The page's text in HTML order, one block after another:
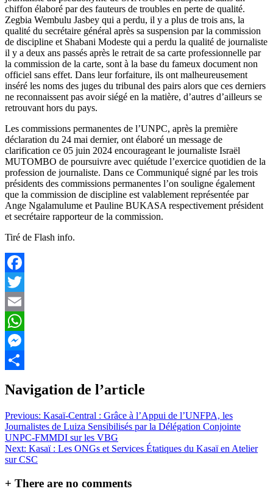
chiffon élaboré par des fauteurs de troubles en perte de qualité.
Zegbia Wembulu Jasbey qui a perdu, il y a plus de trois ans, la
qualité du secrétaire général après sa suspension par la commission
de discipline et Shabani Modeste qui a perdu la qualité de journaliste
il y a deux ans passés après le retrait de sa carte professionnelle par
la commission de la carte, sont à la base du fameux document non
officiel sans effet. Dans leur forfaiture, ils ont malheureusement
inséré les noms des juges du tribunal des pairs alors que ces derniers
ne reconnaissent pas avoir siégé en la matière, d’autres d’ailleurs se
retrouvant hors du pays.
Les commissions permanentes de l’UNPC, après la première
déclaration du 24 mai dernier, ont élaboré un message de
clarification ce 05 juin 2024 encourageant le journaliste Israël
MUTOMBO de poursuivre avec quiétude l’exercice quotidien de la
profession de journaliste. Dans ce Communiqué signé par les trois
présidents des commissions permanentes l’on souligne également
que la commission de discipline est valablement représentée par
Ange Ngalamulume et Pauline BUKASA respectivement président
et secrétaire rapporteur de la commission.
Tiré de Flash info.
Facebook
Twitter
Email
WhatsApp
Messenger
Navigation de l’article
Previous: Kasaï-Central : Grâce à l’Appui de l’UNFPA, les
Journalistes de Luiza Sensibilisés par la Délégation Conjointe
UNPC-FMMDI sur les VBG
Next: Kasaï : Les ONGs et Services Étatiques du Kasaï en Atelier
sur CSC
+ There are no comments